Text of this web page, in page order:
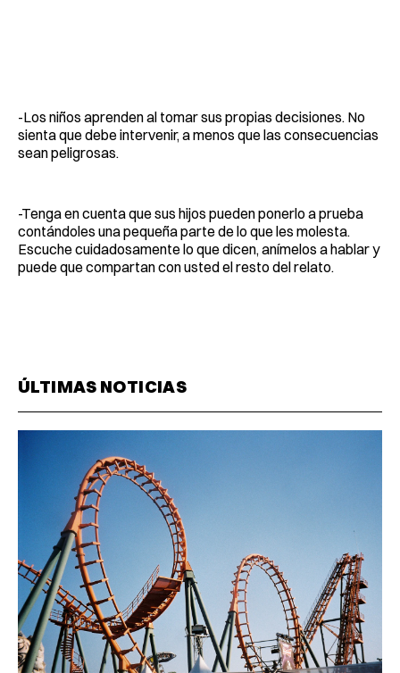
-Los niños aprenden al tomar sus propias decisiones. No
sienta que debe intervenir, a menos que las consecuencias
sean peligrosas.
-Tenga en cuenta que sus hijos pueden ponerlo a prueba
contándoles una pequeña parte de lo que les molesta.
Escuche cuidadosamente lo que dicen, anímelos a hablar y
puede que compartan con usted el resto del relato.
ÚLTIMAS NOTICIAS